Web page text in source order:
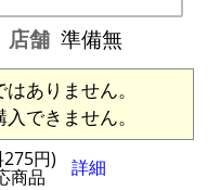
店舗 準備無
ありません。
できません。
円)
商品 詳細